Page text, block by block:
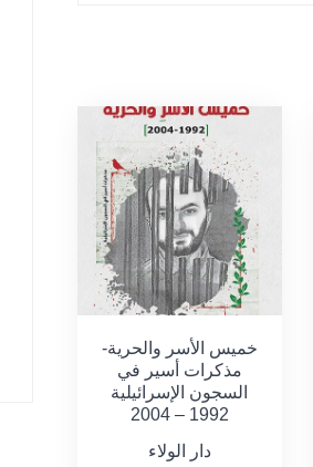
خميس الأسر والحرية-
مذكرات أسير في
السجون الإسرائيلية
1992 – 2004
دار الولاء